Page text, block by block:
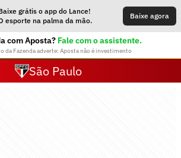
grátis o app do Lance!
esporte na palma da mão.
Baixe agora
com Aposta? Fale com o assistente.
da Fazenda adverte: Aposta não é investimento
São Paulo